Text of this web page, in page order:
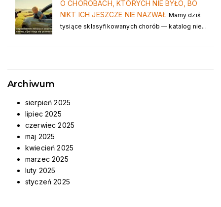
O CHOROBACH, KTÓRYCH NIE BYŁO, BO
NIKT ICH JESZCZE NIE NAZWAŁ Mamy dziś
tysiące sklasyfikowanych chorób — katalog nie...
Archiwum
sierpień 2025
lipiec 2025
czerwiec 2025
maj 2025
kwiecień 2025
marzec 2025
luty 2025
styczeń 2025